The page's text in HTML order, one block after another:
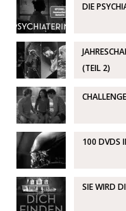
DIE
(TEIL 2)
100 DVDS
SIE WIRD